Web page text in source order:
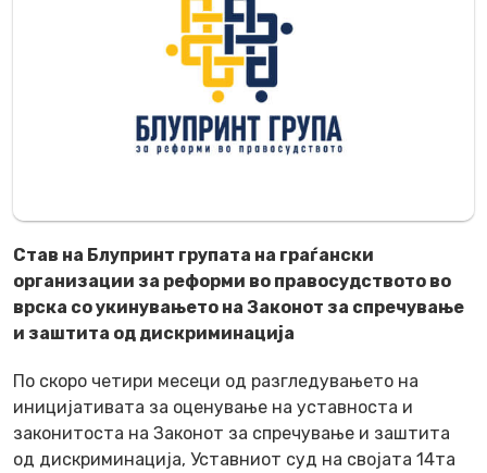
Став на Блупринт групата на граѓански
организации за реформи во правосудството во
врска со укинувањето на Законот за спречување
и заштита од дискриминација
По скоро четири месеци од разгледувањето на
иницијативата за оценување на уставноста и
законитоста на Законот за спречување и заштита
од дискриминација, Уставниот суд на својата 14та